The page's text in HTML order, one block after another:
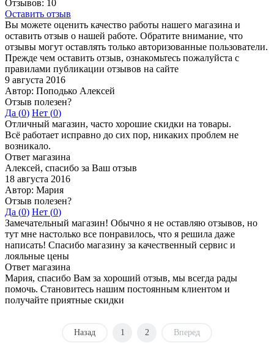
Отзывов: 10
Оставить отзыв
Вы можете оценить качество работы нашего магазина и
оставить отзыв о нашей работе. Обратите внимание, что
отзывы могут оставлять только авторизованные пользователи.
Прежде чем оставить отзыв, ознакомьтесь пожалуйста с
правилами публикации отзывов на сайте
9 августа 2016
Автор: Поподько Алексей
Отзыв полезен?
Да (0) Нет (0)
Отличный магазин, часто хорошие скидки на товары.
Всё работает исправно до сих пор, никаких проблем не
возникало.
Ответ магазина
Алексей, спасибо за Ваш отзыв
18 августа 2016
Автор: Мария
Отзыв полезен?
Да (0) Нет (0)
Замечательный магазин! Обычно я не оставляю отзывов, но
тут мне настолько все понравилось, что я решила даже
написать! Спасибо магазину за качественный сервис и
лояльные цены
Ответ магазина
Мария, спасибо Вам за хороший отзыв, мы всегда рады
помочь. Становитесь нашим постоянным клиентом и
получайте приятные скидки
Назад 1 2 Вперед